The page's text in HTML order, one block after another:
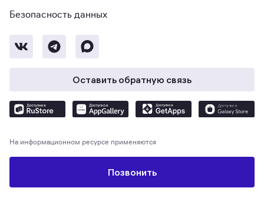
Позвонить
Безопасность данных
Оставить обратную связь
На информационном ресурсе применяются
© Метр квадратный, 2026. М2 — экосистема для поиска и покупки